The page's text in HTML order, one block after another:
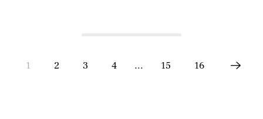
1 2 3 4 ... 15 16